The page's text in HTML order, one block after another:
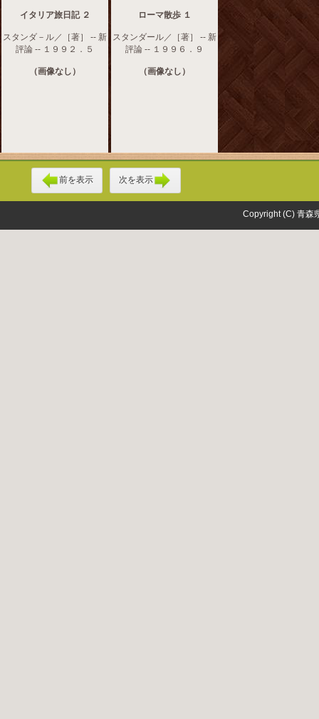
イタリア旅日記 ２
スタンダ－ル／［著］ -- 新
評論 -- １９９２．５
（画像なし）
ローマ散歩 １
スタンダール／［著］ -- 新
評論 -- １９９６．９
（画像なし）
前を表示 次を表示
Copyright (C) 青森